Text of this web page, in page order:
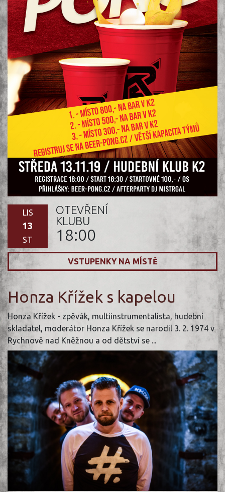
LIS
13
ST
OTEVŘENÍ
KLUBU
18:00
VSTUPENKY NA MÍSTĚ
Honza Křížek s kapelou
Honza Křížek - zpěvák, multiinstrumentalista, hudební
skladatel, moderátor Honza Křížek se narodil 3. 2. 1974 v
Rychnově nad Kněžnou a od dětství se ...